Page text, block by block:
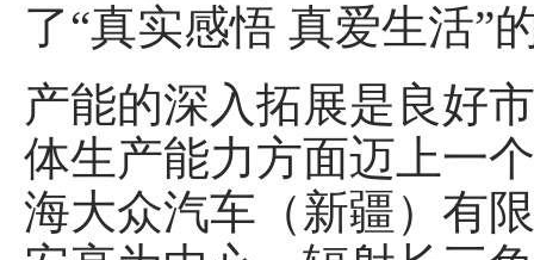
了“真实感悟 真爱生活”
产能的深入拓展是良好
体生产能力方面迈上一
海大众汽车（新疆）有